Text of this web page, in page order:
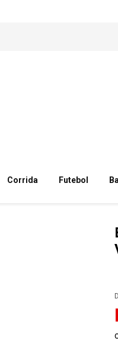
Corrida Futebol